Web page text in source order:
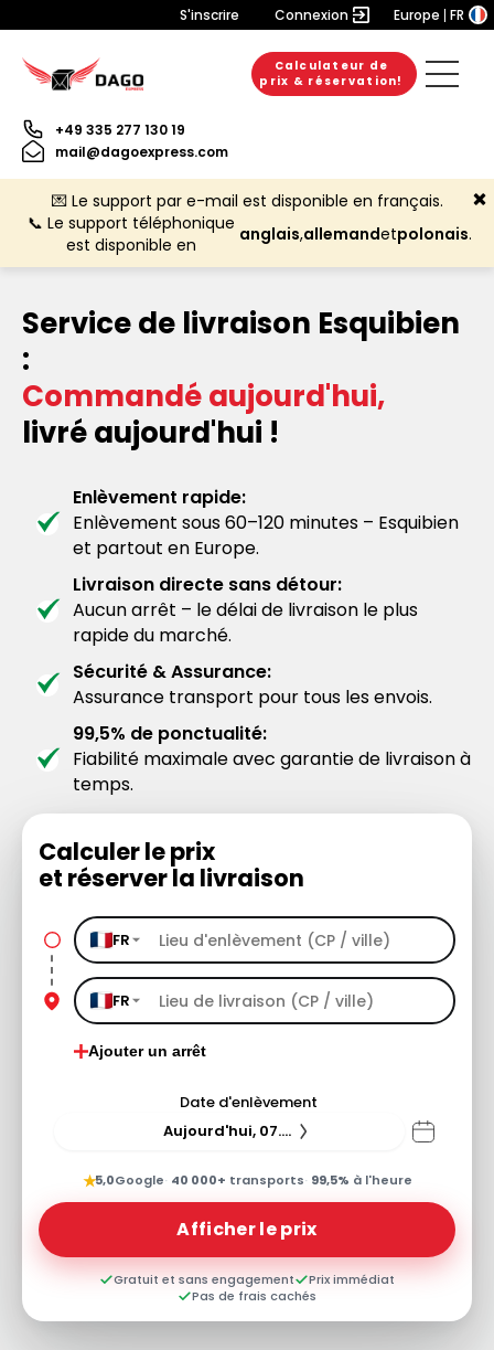
S'inscrire Connexion Europe FR
Calculateur de
prix & réservation!
+49 335 277 130 19
mail@dagoexpress.com
💌 Le support par e-mail est disponible en français.
📞 Le support téléphonique
est disponible en
anglais,allemandetpolonais.
Service de livraison Esquibien
:
Commandé aujourd'hui,
livré aujourd'hui !
Enlèvement rapide:
Enlèvement sous 60–120 minutes – Esquibien
et partout en Europe.
Livraison directe sans détour:
Aucun arrêt – le délai de livraison le plus
rapide du marché.
Sécurité & Assurance:
Assurance transport pour tous les envois.
99,5% de ponctualité:
Fiabilité maximale avec garantie de livraison à
temps.
Calculer le prix
et réserver la livraison
FR
FR
Ajouter un arrêt
Date d'enlèvement
Aujourd'hui, 07.08.26
★5,0Google· 40 000+ transports· 99,5% à l'heure
Afficher le prix
Gratuit et sans engagement
Prix immédiat
Pas de frais cachés